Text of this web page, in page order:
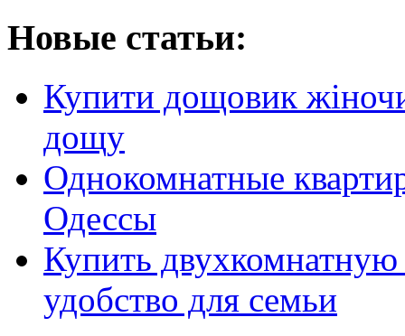
Новые статьи:
Купити дощовик
дощу
Однокомнатные
Одессы
Купить
удобство для семьи